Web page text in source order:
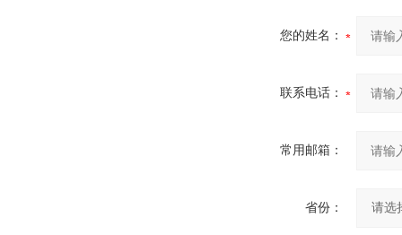
您的姓名：
联系电话：
常用邮箱：
省份：